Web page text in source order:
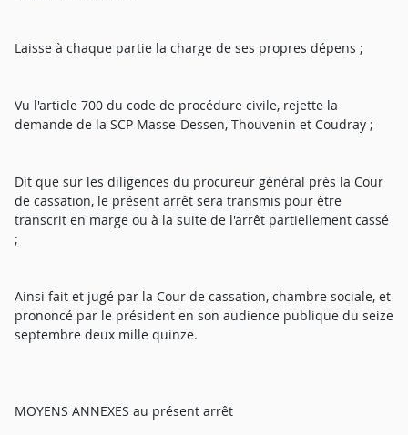
Laisse à chaque partie la charge de ses propres dépens ;
Vu l'article 700 du code de procédure civile, rejette la
demande de la SCP Masse-Dessen, Thouvenin et Coudray ;
Dit que sur les diligences du procureur général près la Cour
de cassation, le présent arrêt sera transmis pour être
transcrit en marge ou à la suite de l'arrêt partiellement cassé
;
Ainsi fait et jugé par la Cour de cassation, chambre sociale, et
prononcé par le président en son audience publique du seize
septembre deux mille quinze.
MOYENS ANNEXES au présent arrêt